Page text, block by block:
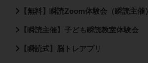
【無料】瞬読Zoom体験会（瞬読主催）
【瞬読主催】子ども瞬読教室体験会
【瞬読式】脳トレアプリ